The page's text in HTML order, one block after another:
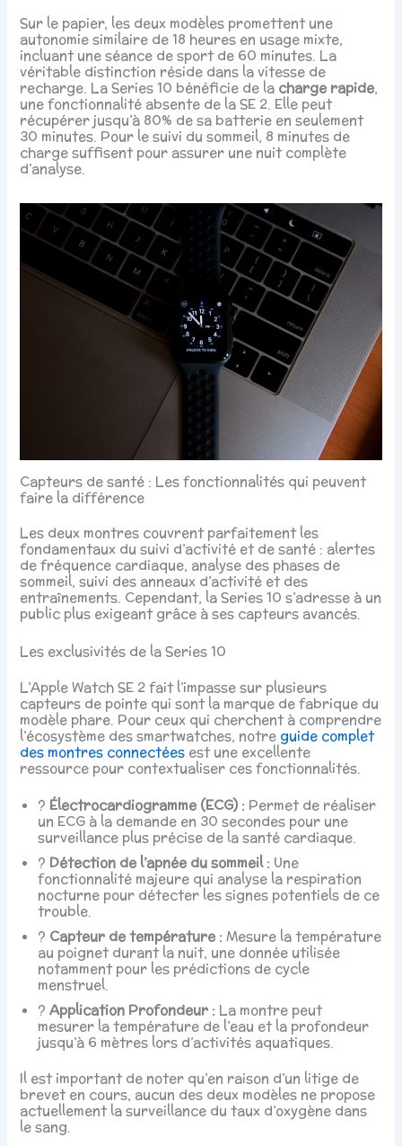
Sur le papier, les deux modèles promettent une
autonomie similaire de 18 heures en usage mixte,
incluant une séance de sport de 60 minutes. La
véritable distinction réside dans la vitesse de
recharge. La Series 10 bénéficie de la charge rapide,
une fonctionnalité absente de la SE 2. Elle peut
récupérer jusqu’à 80% de sa batterie en seulement
30 minutes. Pour le suivi du sommeil, 8 minutes de
charge suffisent pour assurer une nuit complète
d’analyse.
Capteurs de santé : Les fonctionnalités qui peuvent
faire la différence
Les deux montres couvrent parfaitement les
fondamentaux du suivi d’activité et de santé : alertes
de fréquence cardiaque, analyse des phases de
sommeil, suivi des anneaux d’activité et des
entraînements. Cependant, la Series 10 s’adresse à un
public plus exigeant grâce à ses capteurs avancés.
Les exclusivités de la Series 10
L’Apple Watch SE 2 fait l’impasse sur plusieurs
capteurs de pointe qui sont la marque de fabrique du
modèle phare. Pour ceux qui cherchent à comprendre
l’écosystème des smartwatches, notre guide complet
des montres connectées est une excellente
ressource pour contextualiser ces fonctionnalités.
? Électrocardiogramme (ECG) : Permet de réaliser
un ECG à la demande en 30 secondes pour une
surveillance plus précise de la santé cardiaque.
? Détection de l’apnée du sommeil : Une
fonctionnalité majeure qui analyse la respiration
nocturne pour détecter les signes potentiels de ce
trouble.
?️ Capteur de température :Mesure la température
au poignet durant la nuit, une donnée utilisée
notamment pour les prédictions de cycle
menstruel.
?Application Profondeur : La montre peut
mesurer la température de l’eau et la profondeur
jusqu’à 6 mètres lors d’activités aquatiques.
Il est important de noter qu’en raison d’un litige de
brevet en cours, aucun des deux modèles ne propose
actuellement la surveillance du taux d’oxygène dans
le sang.